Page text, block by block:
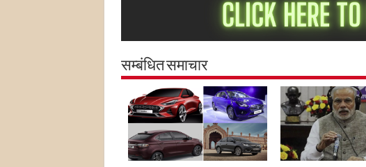
सम्बंधित समाचार